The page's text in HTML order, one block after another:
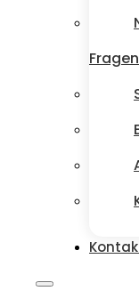
Fragen